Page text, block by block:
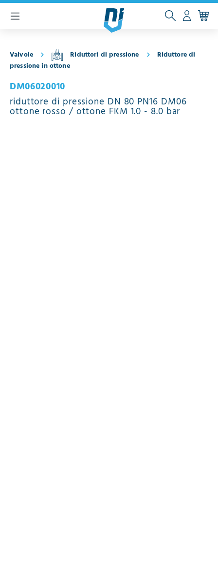
principale
Valvole Riduttori di pressione
Riduttore di
pressione in ottone
DM06020010
riduttore di pressione DN 80 PN16 DM06
ottone rosso / ottone FKM 1.0 - 8.0 bar